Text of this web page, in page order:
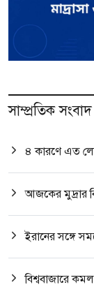
সাম্প্রতিক সংবাদ
৪ কারণে এত
আজকের মুদ্রার
ইরানের সঙ্গে
বিশ্ববাজারে